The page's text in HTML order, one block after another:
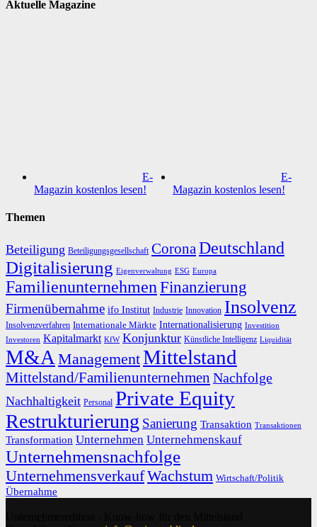
Aktuelle Magazine
E-
Magazin kostenlos lesen!
E-
Magazin kostenlos lesen!
Themen
Beteiligung Beteiligungsgesellschaft CoronaDeutschland
Digitalisierung Eigenverwaltung ESG Europa
Familienunternehmen Finanzierung
Firmenübernahme ifo Institut Industrie Innovation Insolvenz
Insolvenzverfahren Internationale Märkte Internationalisierung Investition
Investoren Kapitalmarkt KfW Konjunktur Künstliche Intelligenz Liquidität
M&A ManagementMittelstand
Mittelstand/Familienunternehmen Nachfolge
Nachhaltigkeit Personal Private Equity
Restrukturierung Sanierung Transaktion Transaktionen
Transformation Unternehmen Unternehmenskauf
Unternehmensnachfolge
UnternehmensverkaufWachstum Wirtschaft/Politik
Übernahme